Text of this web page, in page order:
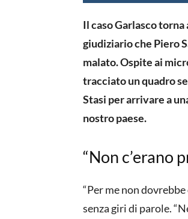
Il caso Garlasco
giudiziario che Piero
malato. Ospite ai
tracciato un quadro
Stasi per arrivare a
nostro paese.
“Non c’erano
“Per me non
senza giri di parole.